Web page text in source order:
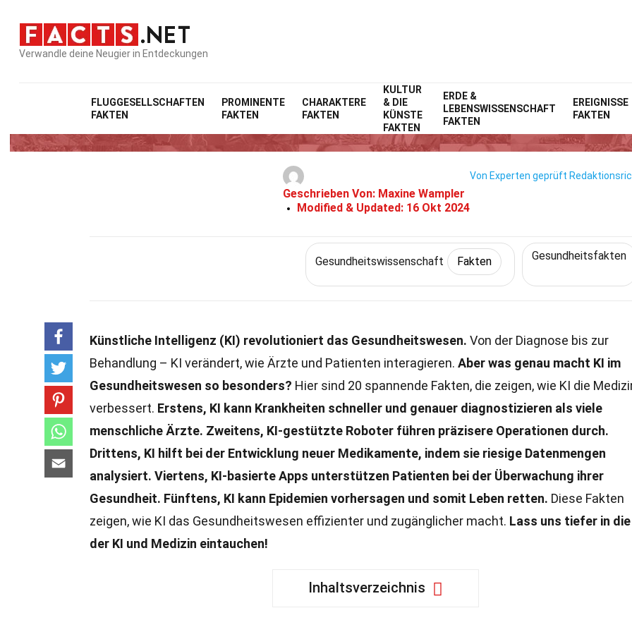
Verwandle deine Neugier in Entdeckungen
FLUGGESELLSCHAFTEN
FAKTEN
PROMINENTE
FAKTEN
CHARAKTERE
FAKTEN
KULTUR
& DIE
KÜNSTE
FAKTEN
ERDE &
LEBENSWISSENSCHAFT
FAKTEN
EREIGNISSE
FAKTEN
Home Fitness & WohlbefindenFakten Gesundheitswissenschaft
20 Fakten Über KI Und
Geschrieben Von: Maxine Wampler
Modified & Updated: 16 Okt 2024
Von Experten geprüft
Gesundheitswissenschaft Fakten Gesundheitsfakten
Künstliche Intelligenz (KI) revolutioniert das Gesundheitswesen. Von der Diagnose bis zur
Behandlung – KI verändert, wie Ärzte und Patienten interagieren. Aber was genau macht KI im
Gesundheitswesen so besonders? Hier sind 20 spannende Fakten, die zeigen, wie KI die
verbessert. Erstens, KI kann Krankheiten schneller und genauer diagnostizieren als viele
menschliche Ärzte. Zweitens, KI-gestützte Roboter führen präzisere Operationen durch.
Drittens, KI hilft bei der Entwicklung neuer Medikamente, indem sie riesige Datenmengen
analysiert. Viertens, KI-basierte Apps unterstützen Patienten bei der Überwachung ihrer
Gesundheit. Fünftens, KI kann Epidemien vorhersagen und somit Leben retten. Diese Fakten
zeigen, wie KI das Gesundheitswesen effizienter und zugänglicher macht. Lass uns tiefer in
der KI und Medizin eintauchen!
Inhaltsverzeichnis